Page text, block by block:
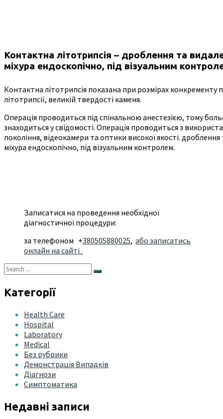
Контактна літотрипсія – дроблення та
міхура ендоскопічно, під візуальним
Контактна літотрипсія показана при розмірах
літотрипсії, великій твердості каменя.
Операція проводиться під спінальною анестезією, тому
знаходиться у свідомості. Операція проводиться з
покоління, відеокамери та оптики високої якості.
міхура ендоскопічно, під візуальним контролем.
Записатися на проведення необхідної
діагностичної процедури:
за телефоном +380505880025, або записатись
онлайн на сайті .
Категорії
Health Care
Hospital
Laboratory
Medical
Без рубрики
Демонстрація Випадків
Діагнози
Симптоматика
Недавні записи